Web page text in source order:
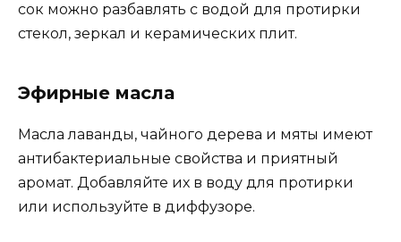
сок можно разбавлять с водой для протирки
стекол, зеркал и керамических плит.
Эфирные масла
Масла лаванды, чайного дерева и мяты имеют
антибактериальные свойства и приятный
аромат. Добавляйте их в воду для протирки
или используйте в диффузоре.